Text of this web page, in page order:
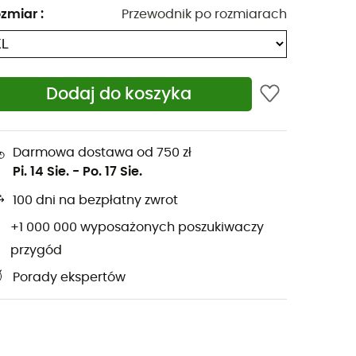
: Przewodnik po rozmiarach
Dodaj do koszyka
Darmowa dostawa od 750 zł
Pi. 14 Sie. - Po. 17 Sie.
100 dni na bezpłatny zwrot
+1 000 000 wyposażonych poszukiwaczy
przygód
Porady ekspertów